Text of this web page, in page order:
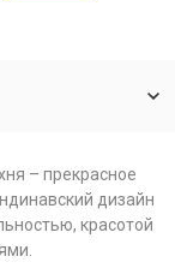
– прекрасное
дизайн
красотой